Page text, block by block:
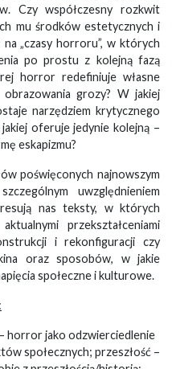
Czy współczesny rozkwit
mu środków estetycznych i
„czasy horroru”, w których
po prostu z kolejną fazą
horror redefiniuje własne
grozy? W jakiej
narzędziem krytycznego
oferuje jedynie kolejną –
eskapizmu?
poświęconych najnowszym
uwzględnieniem
nas teksty, w których
przekształceniami
i rekonfiguracji czy
oraz sposobów, w jakie
społeczne i kulturowe.
horror jako odzwierciedlenie
społecznych; przeszłość –